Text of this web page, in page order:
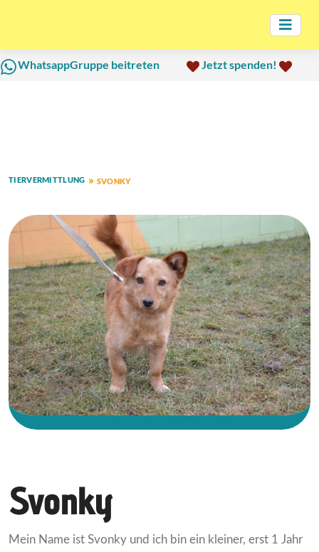
WhatsappGruppe beitreten Jetzt spenden!
TIERVERMITTLUNG SVONKY
Svonky
Mein Name ist Svonky und ich bin ein kleiner, erst 1 Jahr